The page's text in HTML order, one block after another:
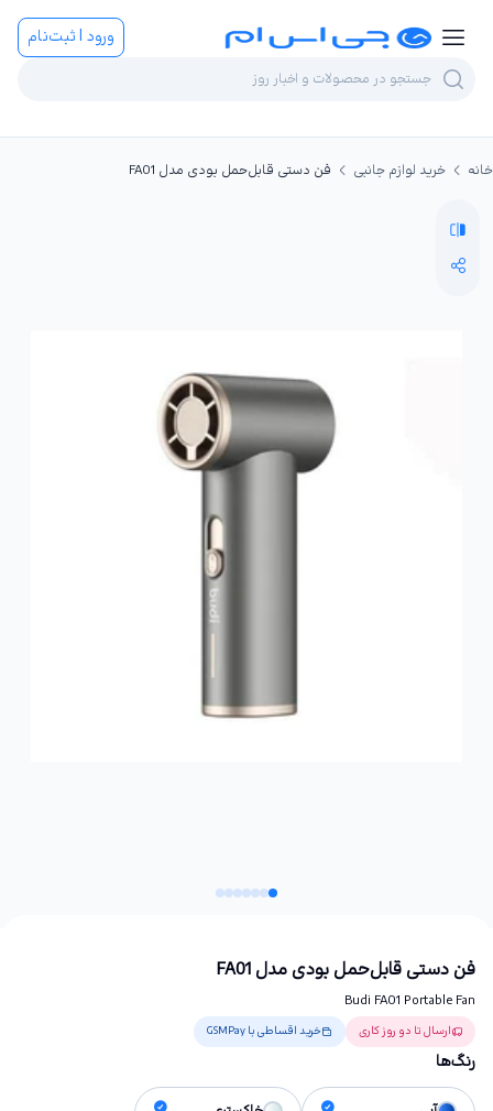
ورود | ثبت‌نام
خانه خرید لوازم جانبی فن دستی قابل‌حمل بودی مدل FA01
فن دستی قابل‌حمل بودی مدل FA01
Budi FA01 Portable Fan
ارسال تا دو روز کاری خرید اقساطی با GSMPay
رنگ‌ها